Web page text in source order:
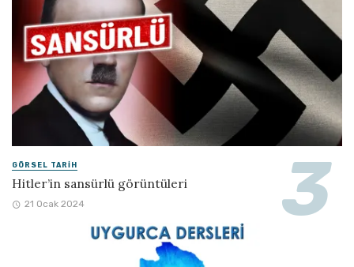
GÖRSEL TARIH
Hitler’in sansürlü görüntüleri
21 Ocak 2024